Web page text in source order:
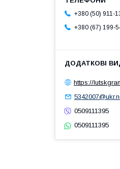
+380 (50) 911-
+380 (67) 199-
https://
0509111395
0509111395